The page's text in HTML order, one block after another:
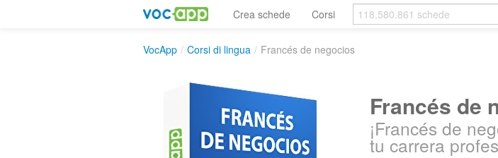
Crea schede Corsi
VocApp / Corsi di lingua / Francés de negocios
Francés de
¡Francés de
tu carrera